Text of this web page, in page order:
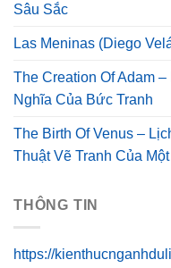
Sâu Sắc
Las Meninas (Diego
The Creation Of Adam
Nghĩa Của Bức Tranh
The Birth Of Venus –
Thuật Vẽ Tranh Của
THÔNG TIN
https://